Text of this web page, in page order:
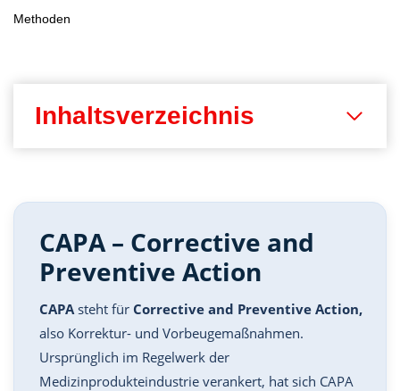
Methoden
Inhaltsverzeichnis
CAPA – Corrective and
Preventive Action
CAPAsteht für Corrective and Preventive Action,
also Korrektur- und Vorbeugemaßnahmen.
Ursprünglich im Regelwerk der
Medizinprodukteindustrie verankert, hat sich CAPA